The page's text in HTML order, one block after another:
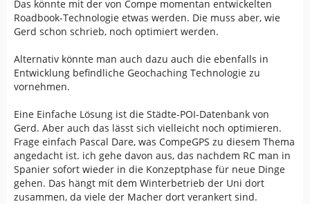
Das könnte mit der von Compe momentan entwickelten
Roadbook-Technologie etwas werden. Die muss aber, wie
Gerd schon schrieb, noch optimiert werden.
Alternativ könnte man auch dazu auch die ebenfalls in
Entwicklung befindliche Geochaching Technologie zu
vornehmen.
Eine Einfache Lösung ist die Städte-POI-Datenbank von
Gerd. Aber auch das lässt sich vielleicht noch optimieren.
Frage einfach Pascal Dare, was CompeGPS zu diesem Thema
angedacht ist. ich gehe davon aus, das nachdem RC man in
Spanier sofort wieder in die Konzeptphase für neue Dinge
gehen. Das hängt mit dem Winterbetrieb der Uni dort
zusammen, da viele der Macher dort verankert sind.